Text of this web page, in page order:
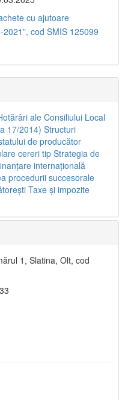
cu ajutoare
cod SMIS 125099
ale Consiliului Local
17/2014) Structuri
de producător
cereri tipStrategia de
internaţională
procedurii succesorale
Taxe şi impozite
1, Slatina, Olt, cod